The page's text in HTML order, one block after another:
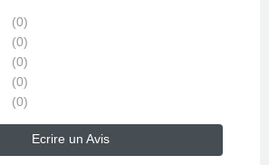
(0)
(0)
(0)
(0)
(0)
Ecrire un Avis